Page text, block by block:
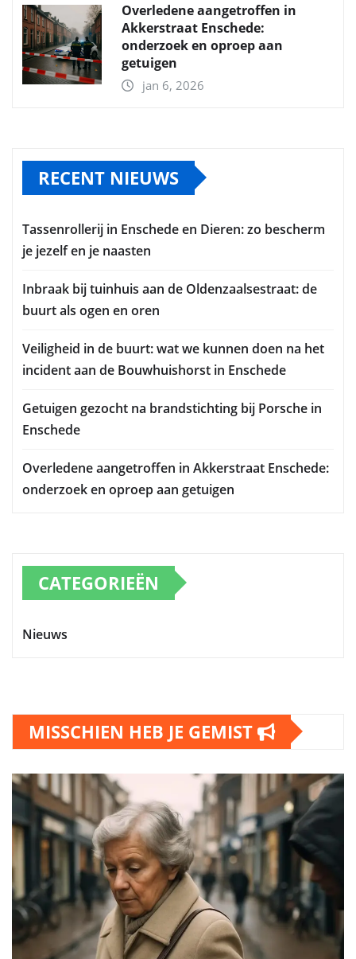
Overledene aangetroffen in
Akkerstraat Enschede:
onderzoek en oproep aan
getuigen
jan 6, 2026
RECENT NIEUWS
Tassenrollerij in Enschede en Dieren: zo bescherm
je jezelf en je naasten
Inbraak bij tuinhuis aan de Oldenzaalsestraat: de
buurt als ogen en oren
Veiligheid in de buurt: wat we kunnen doen na het
incident aan de Bouwhuishorst in Enschede
Getuigen gezocht na brandstichting bij Porsche in
Enschede
Overledene aangetroffen in Akkerstraat Enschede:
onderzoek en oproep aan getuigen
CATEGORIEËN
Nieuws
MISSCHIEN HEB JE GEMIST